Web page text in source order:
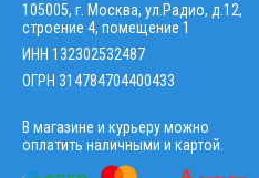
105005, г. Москва, ул.Радио, д.12,
строение 4, помещение 1
ИНН 132302532487
ОГРН 314784704400433
В магазине и курьеру можно
оплатить наличными и картой.